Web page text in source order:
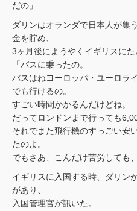
だの」
ダリンはオランダで日本人が集
金を貯め、
3ヶ月後にようやくイギリスにた
「バスに乗ったの。
バスはねヨーロッパ・ユーロラ
でも行けるの。
すごい時間かかるんだけどね。
だってロンドンまで行っても
それでまた飛行機のすっごい安
たのよ。
でもさあ、こんだけ苦労しても
イギリスに入国する時、ダリン
があり、
入国管理官が訊いた。